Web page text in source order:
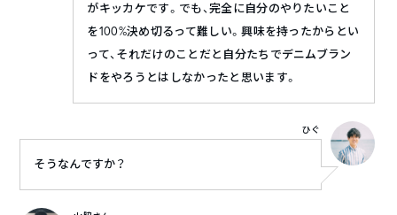
がキッカケです。でも、完全に自分のやりたいこと
を100%決め切るって難しい。興味を持ったからとい
って、それだけのことだと自分たちでデニムブラン
ドをやろうとはしなかったと思います。
そうなんですか？
ひぐ